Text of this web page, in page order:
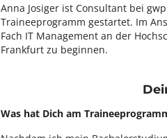
Anna Josiger ist Consultant bei
Traineeprogramm gestartet. Im
Fach IT Management an der
Frankfurt zu beginnen.
Was hat Dich am